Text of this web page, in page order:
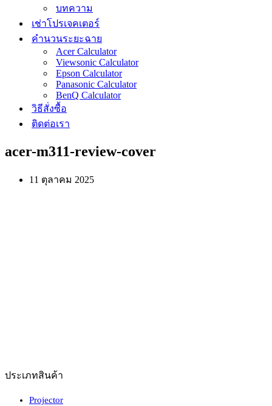
บทความ
เช่าโปรเจคเตอร์
คำนวนระยะฉาย
Acer Calculator
Viewsonic Calculator
Epson Calculator
Panasonic Calculator
BenQ Calculator
วิธีสั่งซื้อ
ติดต่อเรา
acer-m311-review-cover
11 ตุลาคม 2025
ประเภทสินค้า
Projector